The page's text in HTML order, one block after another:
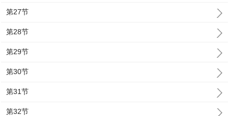
第27节
第28节
第29节
第30节
第31节
第32节